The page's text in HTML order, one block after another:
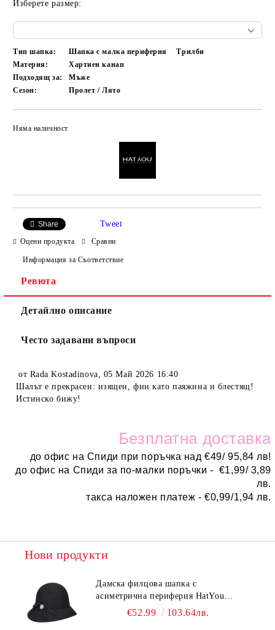
Изберете размер:
Тип шапка: Шапка с малка периферия
Трилби
Материя:
Хартиен канап
Подходящ за:
Мъже
Сезон:
Пролет / Лято
Няма наличност
Share Tweet
Оцени продукта Сравни
Информация за Съответствие
Ревюта
Детайлно описание
Често задавани въпроси
от Rada Kostadinova, 05 Май 2026 16:40
Шалът е прекрасен: изящен, фин като паяжина и блестящ!
Истинско бижу!
Безплатна доставка
до офис на Спиди при поръчка над€49/ 95,84 лв!
до офис на Спиди за по-малки поръчки - €1,99/ 3,89
лв.
такса наложен платеж -€0,99/1,94 лв.
Нови продукти
Дамска филцова шапка с
асиметрична периферия HatYou
CF0376 | Черен
€52.99 103.64лв.